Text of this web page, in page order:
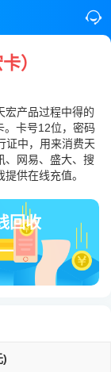
）
宏产品过程中得的
。卡号12位，密码
证中，用来消费天
、网易、盛大、搜
供在线充值。
回收
)